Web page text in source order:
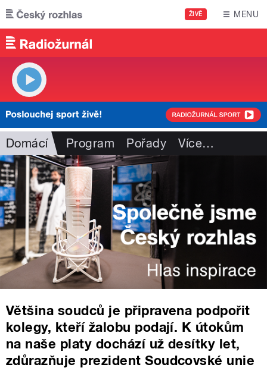
Přejít k hlavnímu obsahu
ŽIVĚ MENU
Domácí Program Pořady Více…
Většina soudců je připravena podpořit
kolegy, kteří žalobu podají. K útokům
na naše platy dochází už desítky let,
zdůrazňuje prezident Soudcovské unie